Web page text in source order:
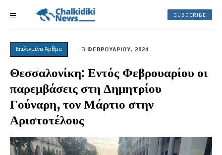
SUBSCRIBE
Επιλεγμένα Άρθρα 3 ΦΕΒΡΟΥΑΡΙΟΥ, 2024
Θεσσαλονίκη: Εντός Φεβρουαρίου οι
παρεμβάσεις στη Δημητρίου
Γούναρη, τον Μάρτιο στην
Αριστοτέλους